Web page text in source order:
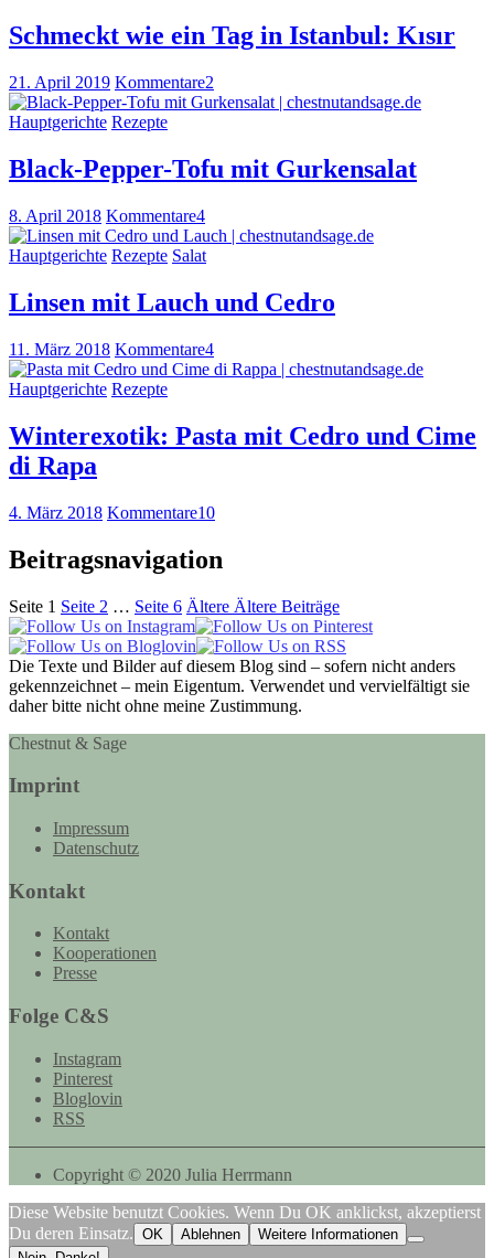
Schmeckt wie ein Tag in Istanbul: Kısır
21. April 2019 Kommentare2
Hauptgerichte Rezepte
Black-Pepper-Tofu mit Gurkensalat
8. April 2018 Kommentare4
Hauptgerichte Rezepte Salat
Linsen mit Lauch und Cedro
11. März 2018 Kommentare4
Hauptgerichte Rezepte
Winterexotik: Pasta mit Cedro und Cime
di Rapa
4. März 2018 Kommentare10
Beitragsnavigation
Seite 1 Seite 2 … Seite 6 Ältere Ältere Beiträge
Die Texte und Bilder auf diesem Blog sind – sofern nicht anders
gekennzeichnet – mein Eigentum. Verwendet und vervielfältigt sie
daher bitte nicht ohne meine Zustimmung.
Chestnut & Sage
Imprint
Impressum
Datenschutz
Kontakt
Kontakt
Kooperationen
Presse
Folge C&S
Instagram
Pinterest
Bloglovin
RSS
Copyright © 2020 Julia Herrmann
Diese Website benutzt Cookies. Wenn Du OK anklickst, akzeptierst
Du deren Einsatz. OK Ablehnen
Weitere Informationen